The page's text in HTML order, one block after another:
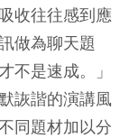
收往往感到應
做為聊天題
不是速成。」
詼諧的演講風
同題材加以分